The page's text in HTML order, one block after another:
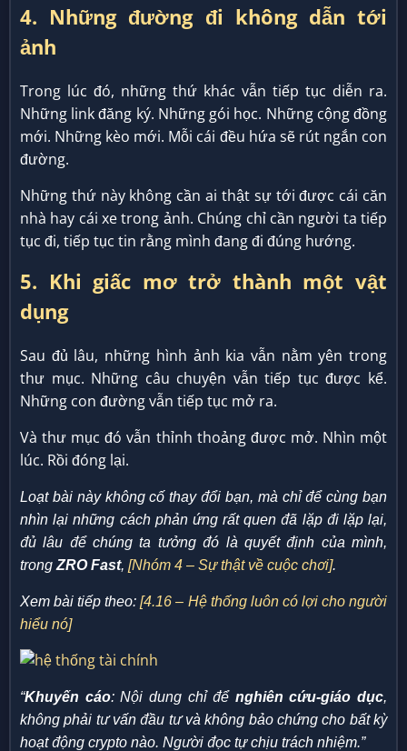
4. Những đường đi không dẫn tới
ảnh
Trong lúc đó, những thứ khác vẫn tiếp tục diễn ra.
Những link đăng ký. Những gói học. Những cộng đồng
mới. Những kèo mới. Mỗi cái đều hứa sẽ rút ngắn con
đường.
Những thứ này không cần ai thật sự tới được cái căn
nhà hay cái xe trong ảnh. Chúng chỉ cần người ta tiếp
tục đi, tiếp tục tin rằng mình đang đi đúng hướng.
5. Khi giấc mơ trở thành một vật
dụng
Sau đủ lâu, những hình ảnh kia vẫn nằm yên trong
thư mục. Những câu chuyện vẫn tiếp tục được kể.
Những con đường vẫn tiếp tục mở ra.
Và thư mục đó vẫn thỉnh thoảng được mở. Nhìn một
lúc. Rồi đóng lại.
Loạt bài này không cố thay đổi bạn, mà chỉ để cùng bạn
nhìn lại những cách phản ứng rất quen đã lặp đi lặp lại,
đủ lâu để chúng ta tưởng đó là quyết định của mình,
trong ZRO Fast, [Nhóm 4 – Sự thật về cuộc chơi].
Xem bài tiếp theo:[4.16 – Hệ thống luôn có lợi cho người
hiểu nó]
“Khuyến cáo: Nội dung chỉ để nghiên cứu-giáo dục,
không phải tư vấn đầu tư và không bảo chứng cho bất kỳ
hoạt động crypto nào. Người đọc tự chịu trách nhiệm.”